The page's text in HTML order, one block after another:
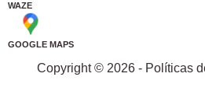
WAZE
GOOGLE MAPS
Copyright © 2026 - Políticas